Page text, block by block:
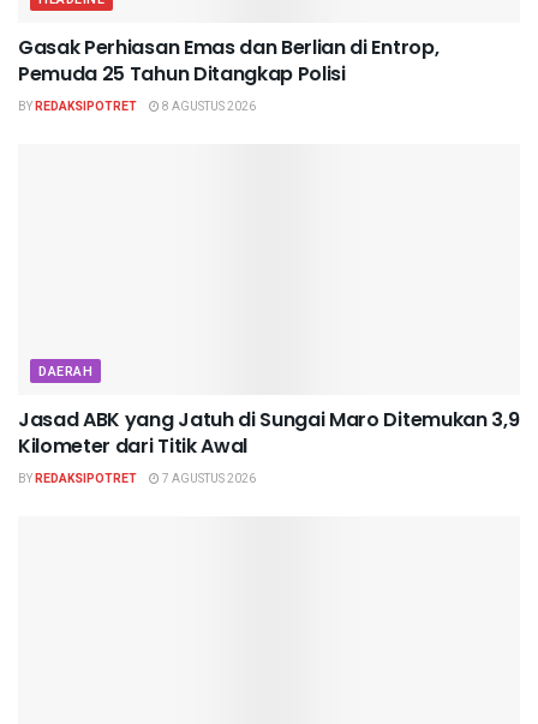
Gasak Perhiasan Emas dan Berlian di Entrop,
Pemuda 25 Tahun Ditangkap Polisi
BYREDAKSIPOTRET 8 AGUSTUS 2026
DAERAH
Jasad ABK yang Jatuh di Sungai Maro Ditemukan 3,9
Kilometer dari Titik Awal
BYREDAKSIPOTRET 7 AGUSTUS 2026